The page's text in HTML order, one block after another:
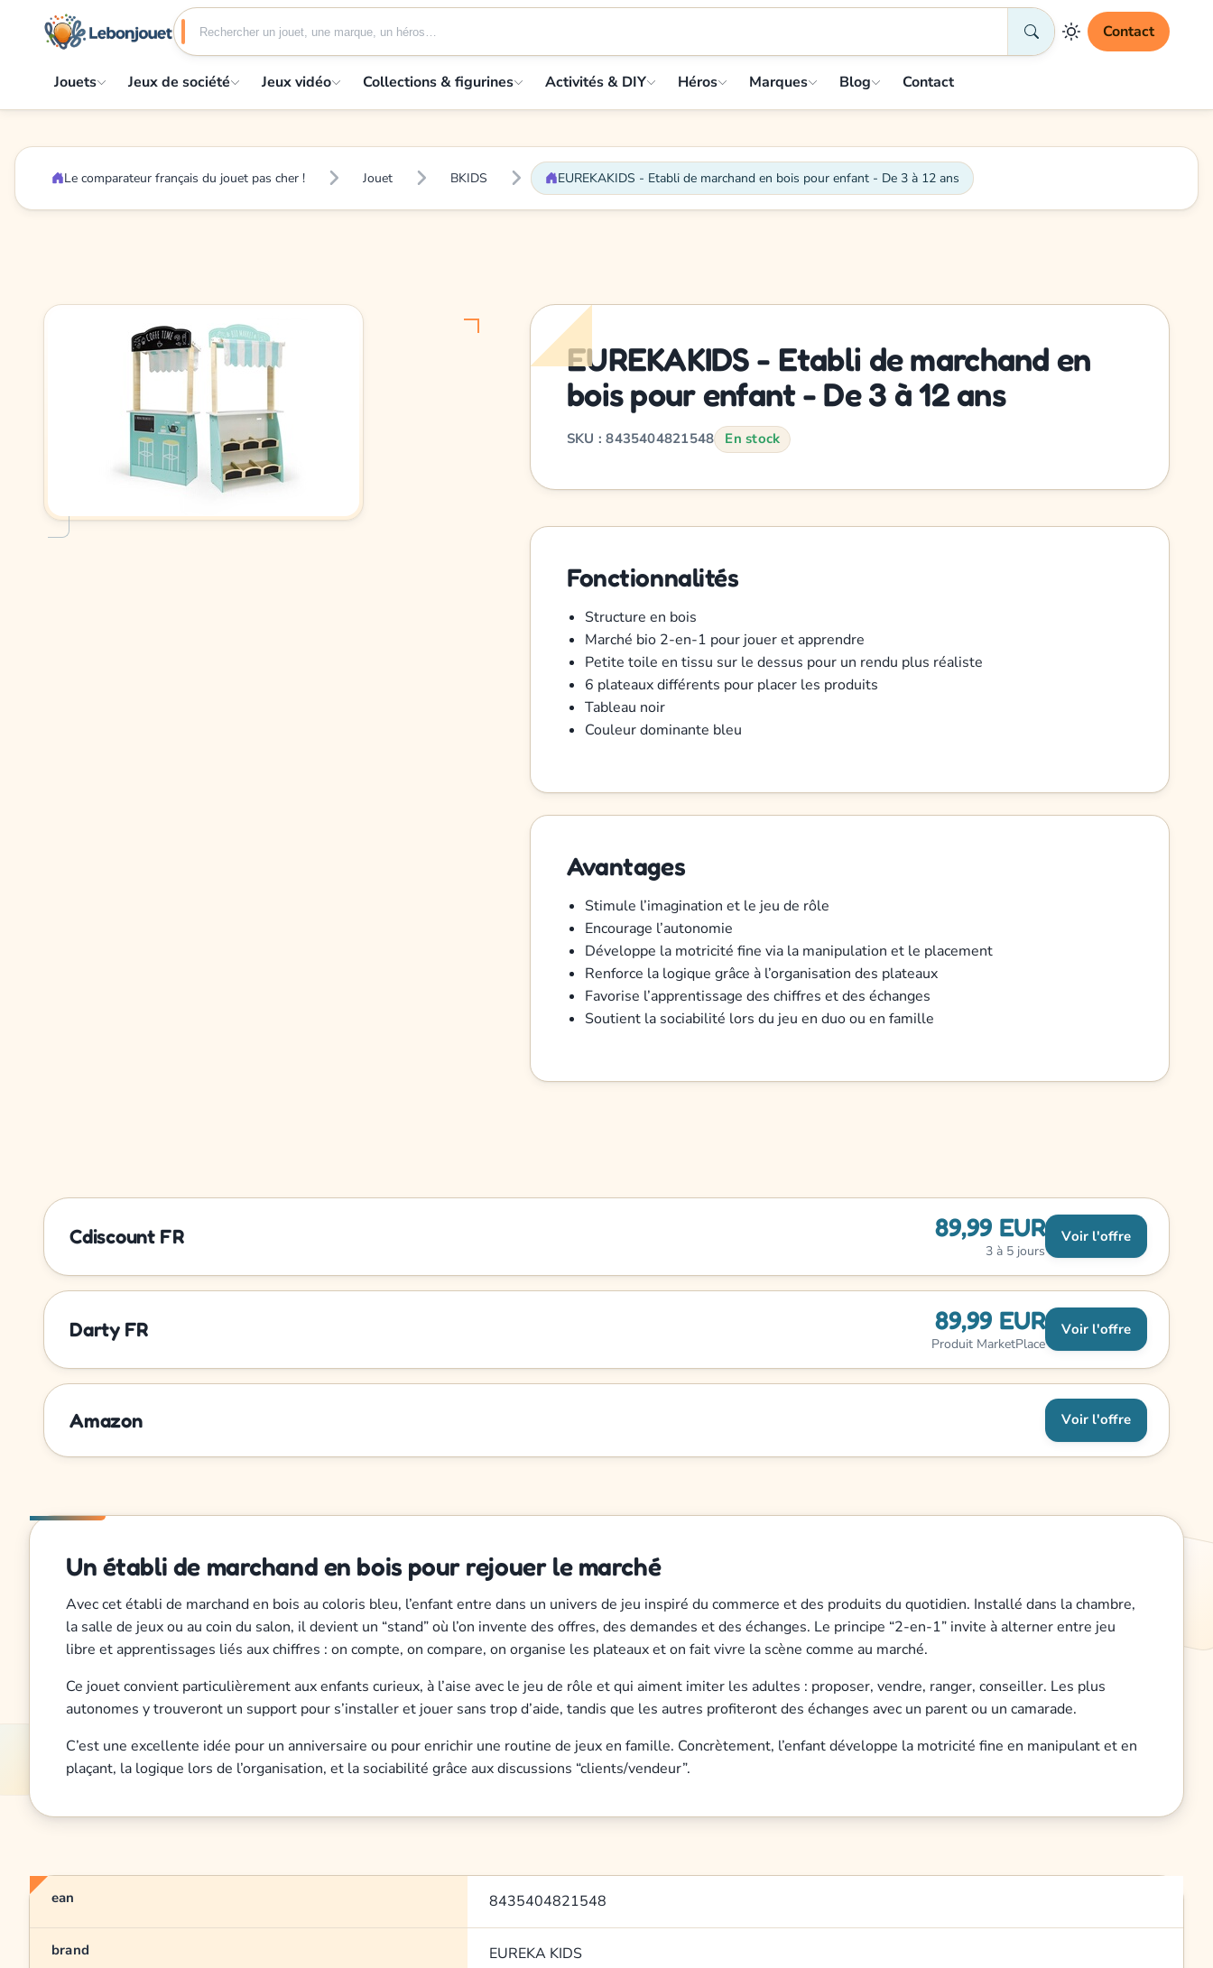
Contact
Jouets Jeux de société Jeux vidéo Collections & figurines Activités & DIY Héros Marques Blog Contact
Le comparateur français du jouet pas cher ! Jouet BKIDS EUREKAKIDS - Etabli de marchand en bois pour enfant - De 3 à 12 ans
EUREKAKIDS - Etabli de marchand en
bois pour enfant - De 3 à 12 ans
SKU : 8435404821548 En stock
Fonctionnalités
Structure en bois
Marché bio 2-en-1 pour jouer et apprendre
Petite toile en tissu sur le dessus pour un rendu plus réaliste
6 plateaux différents pour placer les produits
Tableau noir
Couleur dominante bleu
Avantages
Stimule l’imagination et le jeu de rôle
Encourage l’autonomie
Développe la motricité fine via la manipulation et le placement
Renforce la logique grâce à l’organisation des plateaux
Favorise l’apprentissage des chiffres et des échanges
Soutient la sociabilité lors du jeu en duo ou en famille
Cdiscount FR 89,99 EUR
3 à 5 jours
Voir l'offre
Darty FR 89,99 EUR
Produit MarketPlace
Voir l'offre
Amazon Voir l'offre
Un établi de marchand en bois pour rejouer le marché
Avec cet établi de marchand en bois au coloris bleu, l’enfant entre dans un univers de jeu inspiré du commerce et des produits du quotidien. Installé dans la chambre,
la salle de jeux ou au coin du salon, il devient un “stand” où l’on invente des offres, des demandes et des échanges. Le principe “2-en-1” invite à alterner entre jeu
libre et apprentissages liés aux chiffres : on compte, on compare, on organise les plateaux et on fait vivre la scène comme au marché.
Ce jouet convient particulièrement aux enfants curieux, à l’aise avec le jeu de rôle et qui aiment imiter les adultes : proposer, vendre, ranger, conseiller. Les plus
autonomes y trouveront un support pour s’installer et jouer sans trop d’aide, tandis que les autres profiteront des échanges avec un parent ou un camarade.
C’est une excellente idée pour un anniversaire ou pour enrichir une routine de jeux en famille. Concrètement, l’enfant développe la motricité fine en manipulant et en
plaçant, la logique lors de l’organisation, et la sociabilité grâce aux discussions “clients/vendeur”.
ean 8435404821548
brand EUREKA KIDS